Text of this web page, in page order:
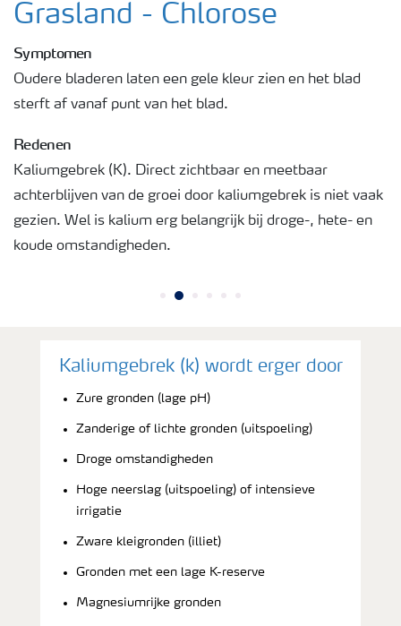
Grasland - Chlorose
Symptomen
Oudere bladeren laten een gele kleur zien en het blad
sterft af vanaf punt van het blad.
Redenen
Kaliumgebrek (K). Direct zichtbaar en meetbaar
achterblijven van de groei door kaliumgebrek is niet vaak
gezien. Wel is kalium erg belangrijk bij droge-, hete- en
koude omstandigheden.
Kaliumgebrek (k) wordt erger door
Zure gronden (lage pH)
Zanderige of lichte gronden (uitspoeling)
Droge omstandigheden
Hoge neerslag (uitspoeling) of intensieve
irrigatie
Zware kleigronden (illiet)
Gronden met een lage K-reserve
Magnesiumrijke gronden